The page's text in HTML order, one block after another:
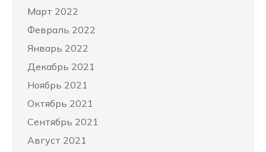
Март 2022
Февраль 2022
Январь 2022
Декабрь 2021
Ноябрь 2021
Октябрь 2021
Сентябрь 2021
Август 2021